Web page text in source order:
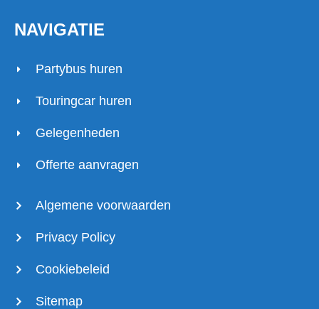
NAVIGATIE
Partybus huren
Touringcar huren
Gelegenheden
Offerte aanvragen
Algemene voorwaarden
Privacy Policy
Cookiebeleid
Sitemap